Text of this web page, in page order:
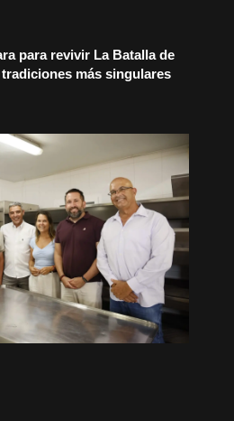
para revivir La Batalla de
más singulares